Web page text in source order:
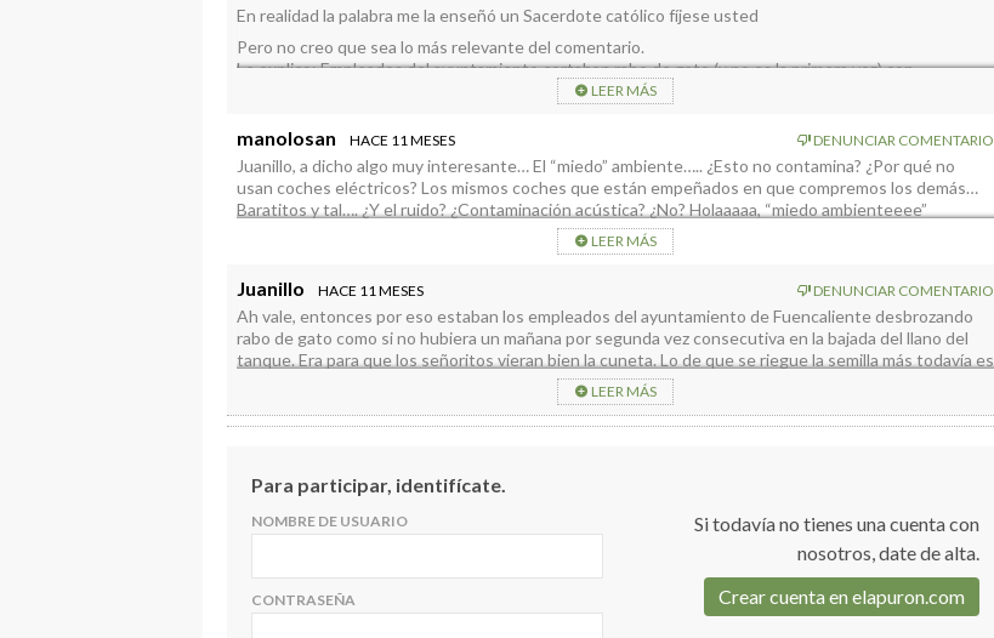
En realidad la palabra me la enseñó un Sacerdote católico fíjese usted
Pero no creo que sea lo más relevante del comentario.
Le explico: Empleados del ayuntamiento cortaban rabo de gato (y no es la primera vez) con
desbrozadora por supuesto si sacar la semilla primero (que eso da mucho trabajo )porque tenía que
LEER MÁS
manolosan HACE 11 MESES DENUNCIAR COMENTARIO
Juanillo, a dicho algo muy interesante… El “miedo” ambiente….. ¿Esto no contamina? ¿Por qué no
usan coches eléctricos? Los mismos coches que están empeñados en que compremos los demás…
Baratitos y tal…. ¿Y el ruido? ¿Contaminación acústica? ¿No? Holaaaaa, “miedo ambienteeee”
LEER MÁS
Juanillo HACE 11 MESES DENUNCIAR COMENTARIO
Ah vale, entonces por eso estaban los empleados del ayuntamiento de Fuencaliente desbrozando
rabo de gato como si no hubiera un mañana por segunda vez consecutiva en la bajada del llano del
tanque. Era para que los señoritos vieran bien la cuneta. Lo de que se riegue la semilla más todavía es
Pues nada a la tercera vez que lo vea al igual si me acuerdo hago alguna foto.
Ayyy Gregorito con su concejal de deportes vaya herencia nos dejan.
LEER MÁS
Para participar, identifícate.
NOMBRE DE USUARIO
CONTRASEÑA
Si todavía no tienes una cuenta con
nosotros, date de alta.
Crear cuenta en elapuron.com